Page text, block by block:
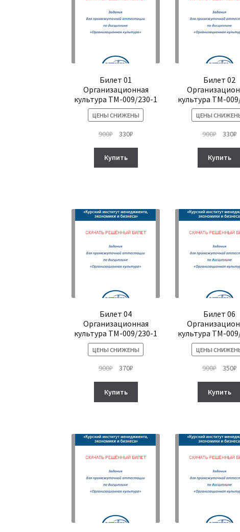
Билет 01
Организационная
культура ТМ-009/230-1
ЦЕНЫ СНИЖЕНЫ
900₽
Первоначальная
составляла
900₽.
330₽Текущая
Купить
Билет 02
культура ТМ-
ЦЕНЫ
900₽
900₽.
330₽
Купить
Билет 04
Организационная
культура ТМ-009/230-1
ЦЕНЫ СНИЖЕНЫ
900₽
Первоначальная
составляла
900₽.
370₽Текущая
Купить
Билет 06
культура ТМ-
ЦЕНЫ
900₽
900₽.
350₽
Купить